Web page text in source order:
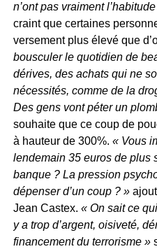
n’ont pas vraiment
craint que certaines
versement plus élevé que
bousculer le quotidien de
dérives, des achats qui ne
nécessités, comme de la
Des gens vont péter un
souhaite que ce coup de
à hauteur de 300%. « Vous
lendemain 35 euros de plus
banque ? La pression
dépenser d’un coup ? »
Jean Castex. « On sait ce
y a trop d’argent, oisiveté,
financement du terrorisme »